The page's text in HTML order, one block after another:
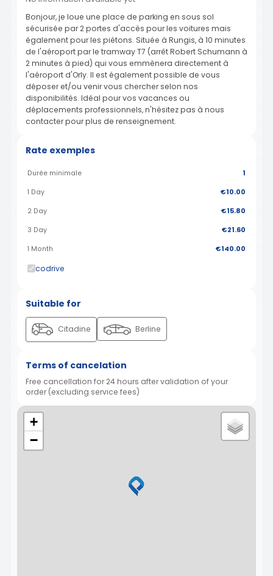
Bonjour, je loue une place de parking en sous sol
sécurisée par 2 portes d'accès pour les voitures mais
également pour les piétons. Située à Rungis, à 10 minutes
de l'aéroport par le tramway T7 (arrêt Robert Schumann à
2 minutes à pied) qui vous emmènera directement à
l'aéroport d'Orly. Il est également possible de vous
déposer et/ou venir vous chercher selon nos
disponibilités. Idéal pour vos vacances ou
déplacements professionnels, n'hésitez pas à nous
contacter pour plus de renseignement.
Rate exemples
Durée minimale 1
1 Day €10.00
2 Day €15.80
3 Day €21.60
1 Month €140.00
codrive
Suitable for
Citadine Berline
Terms of cancelation
Free cancellation for 24 hours after validation of your
order (excluding service fees)
+
−